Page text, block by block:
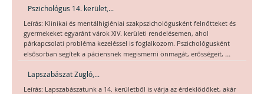
Pszichológus 14. kerület,...
Leírás: Klinikai és mentálhigiéniai szakpszichológusként felnőtteket és
gyermekeket egyaránt várok XIV. kerületi rendelésemen, ahol
párkapcsolati probléma kezeléssel is foglalkozom. Pszichológusként
elsősorban segítek a páciensnek megismerni önmagát, erősségeit, ...
Lapszabászat Zugló,...
Leírás: Lapszabászatunk a 14. kerületből is várja az érdeklődőket, akár